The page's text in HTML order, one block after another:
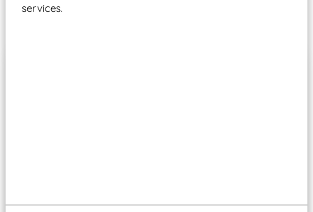
services.
Past er goed bij